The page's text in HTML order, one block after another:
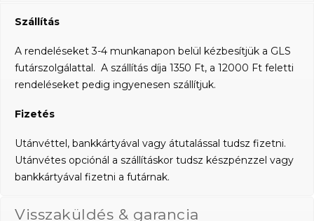
Szállítás
A rendeléseket 3-4 munkanapon belül kézbesítjük a GLS
futárszolgálattal. A szállítás díja 1350 Ft, a 12000 Ft feletti
rendeléseket pedig ingyenesen szállítjuk.
Fizetés
Utánvéttel, bankkártyával vagy átutalással tudsz fizetni.
Utánvétes opciónál a szállításkor tudsz készpénzzel vagy
bankkártyával fizetni a futárnak.
Visszaküldés & garancia